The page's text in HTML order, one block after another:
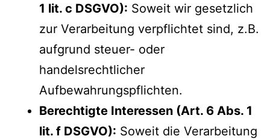
1 lit. c DSGVO): Soweit wir gesetzlich
zur Verarbeitung verpflichtet sind, z.B.
aufgrund steuer- oder
handelsrechtlicher
Aufbewahrungspflichten.
Berechtigte Interessen (Art. 6 Abs. 1
lit. f DSGVO): Soweit die Verarbeitung